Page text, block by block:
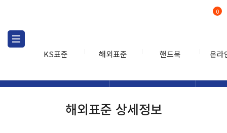
KS표준 해외표준 핸드북 온라
0
해외표준 상세정보